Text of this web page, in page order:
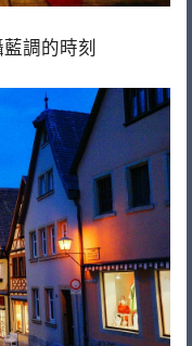
調的時刻